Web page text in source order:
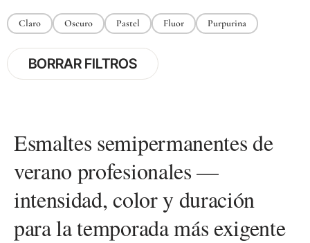
Claro Oscuro Pastel Fluor Purpurina
BORRAR FILTROS
Esmaltes semipermanentes de
verano profesionales —
intensidad, color y duración
para la temporada más exigente